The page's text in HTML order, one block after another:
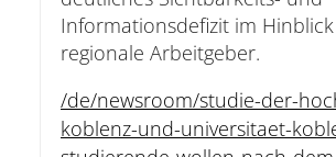
Informationsdefizit im
regionale Arbeitgeber.
/de/newsroom/studie-der-
koblenz-und-universitaet-